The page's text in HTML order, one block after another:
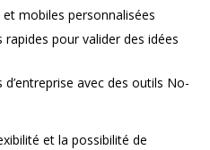
mobiles personnalisées
pour valider des idées
avec des outils No-
et la possibilité de